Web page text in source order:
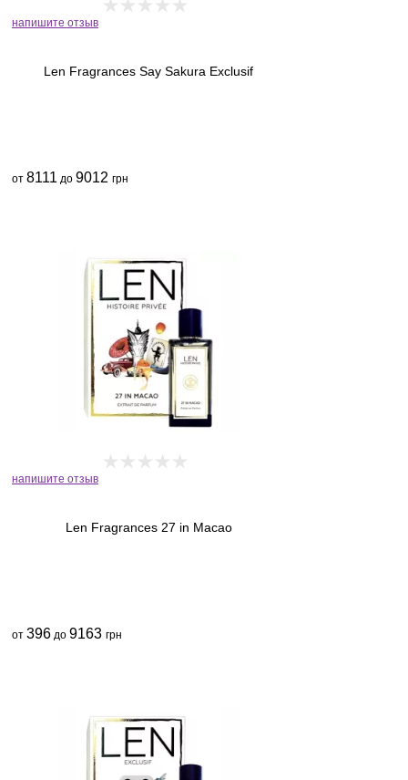
напишите отзыв
Len Fragrances Say Sakura Exclusif
от 8111 до 9012 грн
напишите отзыв
Len Fragrances 27 in Macao
от 396 до 9163 грн